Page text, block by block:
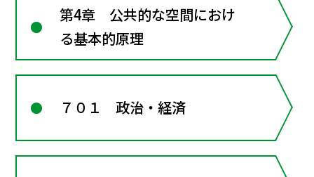
第4章 公共的な空間におけ
る基本的原理
７０１ 政治・経済